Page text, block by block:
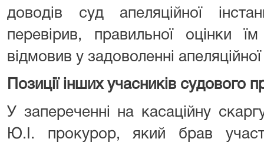
доводів суд апеляційної
перевірив, правильної оцінки
відмовив у задоволенні
Позиції інших учасників судового
У запереченні на касаційну
Ю.І. прокурор, який брав